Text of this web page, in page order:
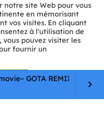
GOTA REMIX
keyboard_arrow_right
notre site Web pour vous
en mémorisant
vos visites. En cliquant
à l'utilisation de
vous pouvez visiter les
fournir un